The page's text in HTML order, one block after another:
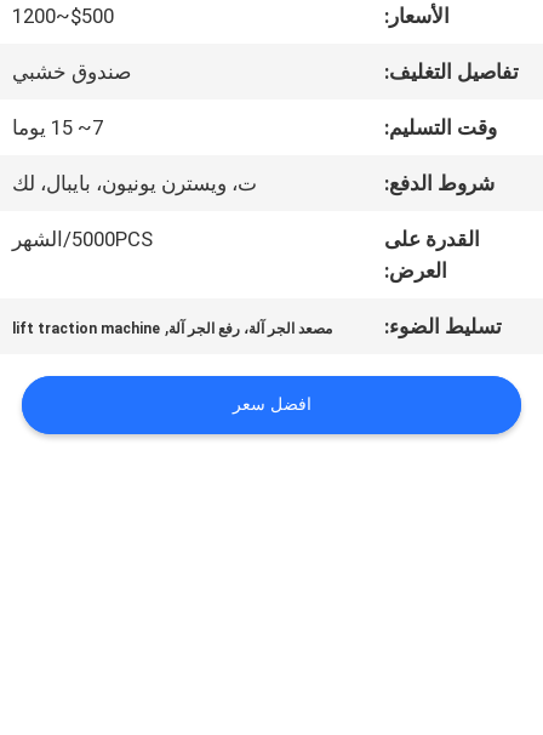
في
المعمل
مراقبة
الجودة
بنا
الأسعار: $500~1200
تفاصيل التغليف: صندوق خشبي
وقت التسليم: 7~ 15 يوما
شروط الدفع: ت، ويسترن يونيون، بايبال، لك
القدرة على
العرض:
5000PCS/الشهر
تسليط الضوء: مصعد الجر آلة، رفع الجر آلة,
lift traction machine
افضل سعر